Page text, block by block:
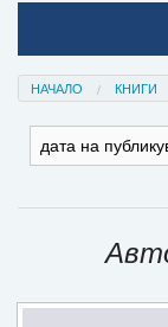
Начало
Печатни книги
Е-списания
НАЧАЛО КНИГИ